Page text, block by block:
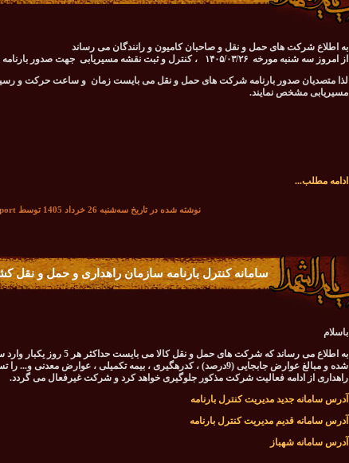
به اطلاع شرکت های حمل و نقل و صاحبان کامیون و رانندگان می رساند
از امروز سه شنبه مورخه ۱۴۰۵/۰۳/۲۶ ، کنترل و ثبت نقشه مسیریابی جهت صدور بارنامه فعال گردید.
لذا متصدیان صدور بارنامه شرکت های حمل و نقل می بایست زمان و ساعت حرکت و
مسیریابی مشخص نمایند.
ادامه مطلب...
نوشته شده در تاريخ سه‌شنبه 26 خرداد 1405 توسط sabatransport
سامانه کنترل بارنامه سازمان راهداری و حمل و نقل
باسلام
به اطلاع می رساند که شرکت های حمل
شده و مبالغ عوارض جابجایی (9درصد) ، کدرهگیری ، بیمه تکمیلی ، عوارض
راهداری از ادامه فعالیت شرکت مذکور جلوگیری خواهد کرد و شرکت غیرفعال می گردد.
آدرس سامانه جدید مدیریت کنترل بارنامه
آدرس سامانه قدیم مدیریت کنترل بارنامه
آدرس سامانه شهباز